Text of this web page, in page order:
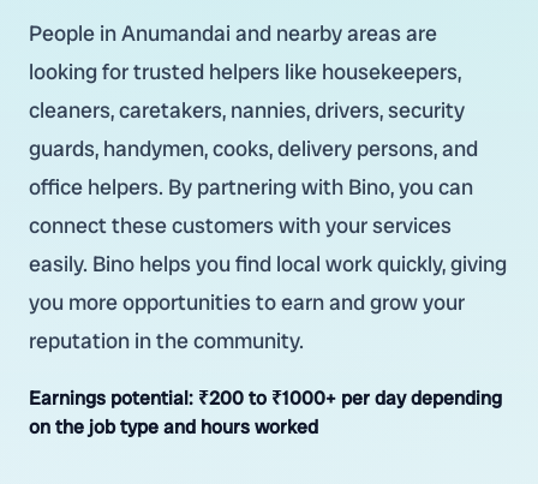
People in Anumandai and nearby areas are
looking for trusted helpers like housekeepers,
cleaners, caretakers, nannies, drivers, security
guards, handymen, cooks, delivery persons, and
office helpers. By partnering with Bino, you can
connect these customers with your services
easily. Bino helps you find local work quickly, giving
you more opportunities to earn and grow your
reputation in the community.
Earnings potential: ₹200 to ₹1000+ per day depending
on the job type and hours worked